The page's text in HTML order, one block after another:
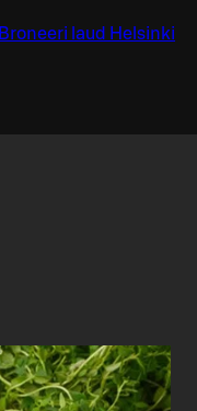
Broneeri laud Helsinki